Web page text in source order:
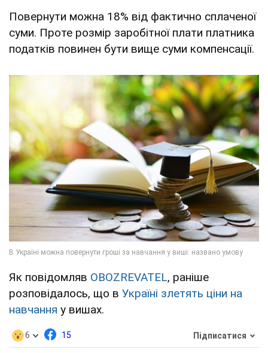
Повернути можна 18% від фактично сплаченої
суми. Проте розмір заробітної плати платника
податків повинен бути вище суми компенсації.
Як повідомляв OBOZREVATEL, раніше
розповідалось, що в Україні злетять ціни на
навчання у вишах.
6 15 Підписатися